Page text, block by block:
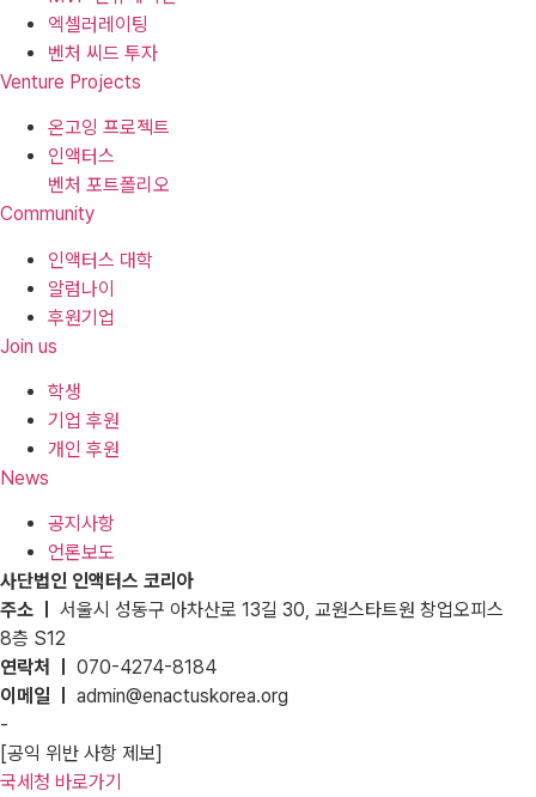
엑셀러레이팅
벤처 씨드 투자
Venture Projects
온고잉 프로젝트
인액터스
벤처 포트폴리오
Community
인액터스 대학
알럼나이
후원기업
Join us
학생
기업 후원
개인 후원
News
공지사항
언론보도
사단법인 인액터스 코리아
주소 ㅣ 서울시 성동구 아차산로 13길 30, 교원스타트원 창업오피스
8층 S12
연락처 ㅣ 070-4274-8184
이메일 ㅣ admin@enactuskorea.org
-
[공익 위반 사항 제보]
국세청 바로가기